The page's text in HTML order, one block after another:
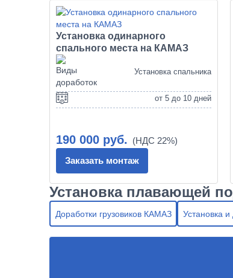
Установка одинарного
спального места на КАМАЗ
Установка спальника
от 5 до 10 дней
190 000 руб.
Заказать монтаж
Установка плавающей
Доработки грузовиков КАМАЗ Установка